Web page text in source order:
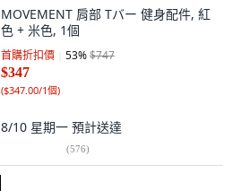
MOVEMENT 肩部 Tバー 健身配件, 紅
色 + 米色, 1個
首購折扣價 53%$747
$347
($347.00/1個)
8/10 星期一 預計送達
(576)